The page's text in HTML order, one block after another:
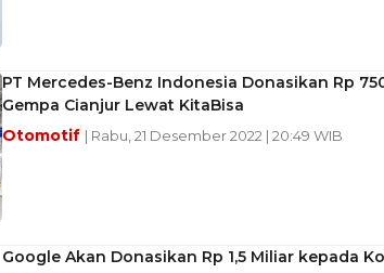
PT Mercedes-Benz Indonesia Donasikan Rp
Gempa Cianjur Lewat KitaBisa
Otomotif | Rabu, 21 Desember 2022 | 20:49 WIB
Google Akan Donasikan Rp 1,5 Miliar kepada